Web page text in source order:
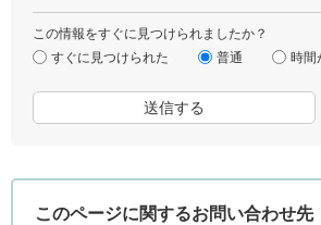
この情報をすぐに見つけられましたか？
すぐに見つけられた
普通 時間
このページに関するお問い合わせ先